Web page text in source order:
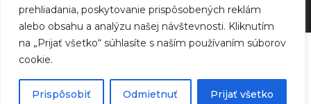
prehliadania, poskytovanie prispôsobených reklám
alebo obsahu a analýzu našej návštevnosti. Kliknutím
na „Prijať všetko“ súhlasíte s naším používaním súborov
cookie.
Prispôsobiť Odmietnuť Prijať všetko
Created withEnvo RoyalWordPress theme
Odstúpiť od zmluvy tu